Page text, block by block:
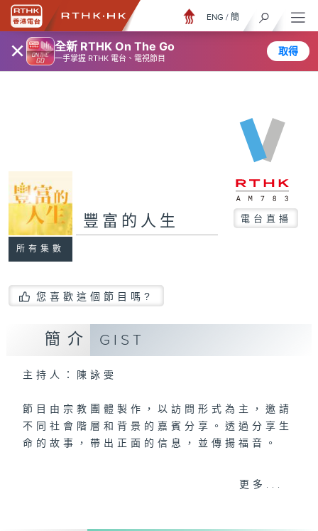
× 全新 RTHK On The Go
一手掌握 RTHK 電台、電視節目
取得
ENG / 簡
所有集數
豐富的人生 電台直播
您喜歡這個節目嗎?
簡介 GIST
主持人：陳詠雯
節目由宗教團體製作，以訪問形式為主，邀請
不同社會階層和背景的嘉賓分享。透過分享生
命的故事，帶出正面的信息，並傳揚福音。
更多...